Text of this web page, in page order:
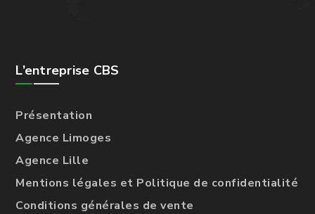
L’entreprise CBS
Présentation
Agence Limoges
Agence Lille
Mentions légales et Politique de confidentialité
Conditions générales de vente